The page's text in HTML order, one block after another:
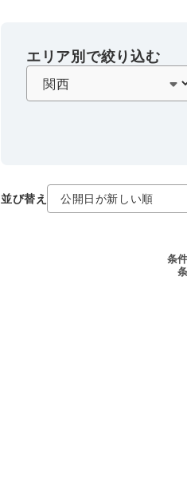
エリア別で絞り込む
並び替え
条